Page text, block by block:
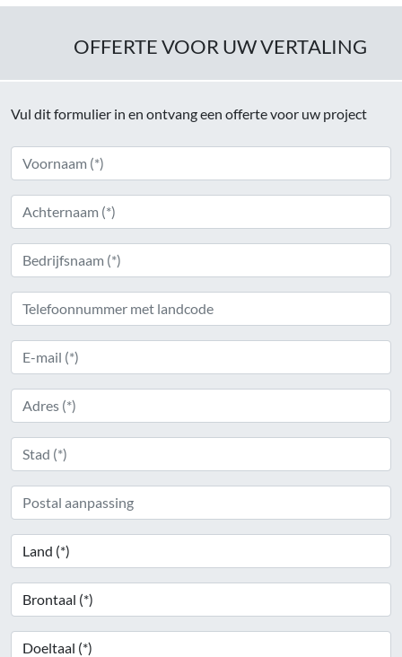
OFFERTE VOOR UW VERTALING
Vul dit formulier in en ontvang een offerte voor uw project